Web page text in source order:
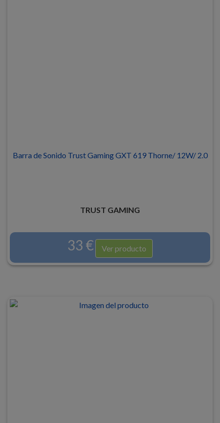
Barra de Sonido Trust Gaming GXT 619 Thorne/ 12W/ 2.0
TRUST GAMING
33 € Ver producto